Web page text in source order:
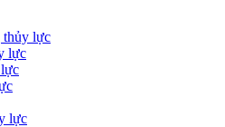
thủy lực
lực
lực